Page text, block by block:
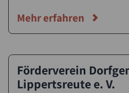
Mehr erfahren
Förderverein
Lippertsreute e. V.